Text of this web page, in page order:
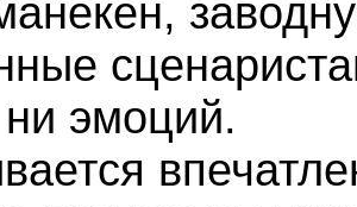
ни эмоций.